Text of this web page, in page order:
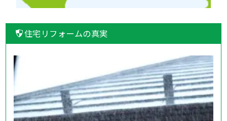
住宅リフォームの真実